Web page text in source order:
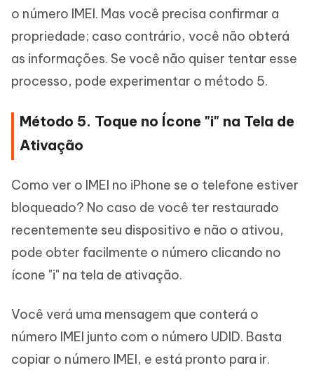
o número IMEI. Mas você precisa confirmar a
propriedade; caso contrário, você não obterá
as informações. Se você não quiser tentar esse
processo, pode experimentar o método 5.
Método 5. Toque no Ícone "i" na Tela de
Ativação
Como ver o IMEI no iPhone se o telefone estiver
bloqueado? No caso de você ter restaurado
recentemente seu dispositivo e não o ativou,
pode obter facilmente o número clicando no
ícone "i" na tela de ativação.
Você verá uma mensagem que conterá o
número IMEI junto com o número UDID. Basta
copiar o número IMEI, e está pronto para ir.